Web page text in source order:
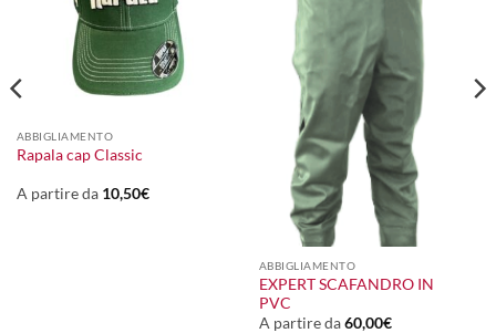
ABBIGLIAMENTO
Rapala cap Classic
A partire da 10,50€
ABBIGLIAMENTO
EXPERT SCAFANDRO IN
PVC
A partire da60,00€